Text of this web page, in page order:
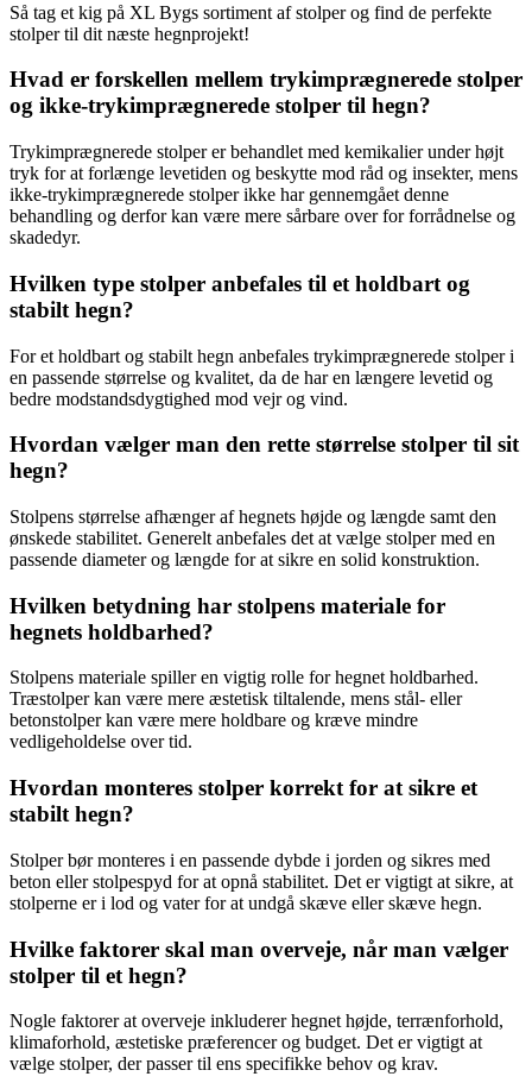
Så tag et kig på XL Bygs sortiment af stolper og find de perfekte
stolper til dit næste hegnprojekt!
Hvad er forskellen mellem trykimprægnerede stolper
og ikke-trykimprægnerede stolper til hegn?
Trykimprægnerede stolper er behandlet med kemikalier under højt
tryk for at forlænge levetiden og beskytte mod råd og insekter, mens
ikke-trykimprægnerede stolper ikke har gennemgået denne
behandling og derfor kan være mere sårbare over for forrådnelse og
skadedyr.
Hvilken type stolper anbefales til et holdbart og
stabilt hegn?
For et holdbart og stabilt hegn anbefales trykimprægnerede stolper i
en passende størrelse og kvalitet, da de har en længere levetid og
bedre modstandsdygtighed mod vejr og vind.
Hvordan vælger man den rette størrelse stolper til sit
hegn?
Stolpens størrelse afhænger af hegnets højde og længde samt den
ønskede stabilitet. Generelt anbefales det at vælge stolper med en
passende diameter og længde for at sikre en solid konstruktion.
Hvilken betydning har stolpens materiale for
hegnets holdbarhed?
Stolpens materiale spiller en vigtig rolle for hegnet holdbarhed.
Træstolper kan være mere æstetisk tiltalende, mens stål- eller
betonstolper kan være mere holdbare og kræve mindre
vedligeholdelse over tid.
Hvordan monteres stolper korrekt for at sikre et
stabilt hegn?
Stolper bør monteres i en passende dybde i jorden og sikres med
beton eller stolpespyd for at opnå stabilitet. Det er vigtigt at sikre, at
stolperne er i lod og vater for at undgå skæve eller skæve hegn.
Hvilke faktorer skal man overveje, når man vælger
stolper til et hegn?
Nogle faktorer at overveje inkluderer hegnet højde, terrænforhold,
klimaforhold, æstetiske præferencer og budget. Det er vigtigt at
vælge stolper, der passer til ens specifikke behov og krav.